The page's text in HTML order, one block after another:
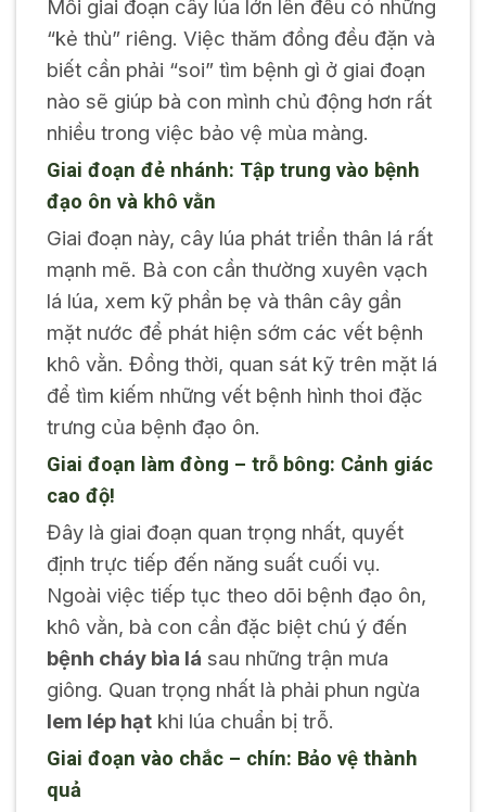
Mỗi giai đoạn cây lúa lớn lên đều có những
“kẻ thù” riêng. Việc thăm đồng đều đặn và
biết cần phải “soi” tìm bệnh gì ở giai đoạn
nào sẽ giúp bà con mình chủ động hơn rất
nhiều trong việc bảo vệ mùa màng.
Giai đoạn đẻ nhánh: Tập trung vào bệnh
đạo ôn và khô vằn
Giai đoạn này, cây lúa phát triển thân lá rất
mạnh mẽ. Bà con cần thường xuyên vạch
lá lúa, xem kỹ phần bẹ và thân cây gần
mặt nước để phát hiện sớm các vết bệnh
khô vằn. Đồng thời, quan sát kỹ trên mặt lá
để tìm kiếm những vết bệnh hình thoi đặc
trưng của bệnh đạo ôn.
Giai đoạn làm đòng – trỗ bông: Cảnh giác
cao độ!
Đây là giai đoạn quan trọng nhất, quyết
định trực tiếp đến năng suất cuối vụ.
Ngoài việc tiếp tục theo dõi bệnh đạo ôn,
khô vằn, bà con cần đặc biệt chú ý đến
bệnh cháy bìa lá sau những trận mưa
giông. Quan trọng nhất là phải phun ngừa
lem lép hạtkhi lúa chuẩn bị trỗ.
Giai đoạn vào chắc – chín: Bảo vệ thành
quả